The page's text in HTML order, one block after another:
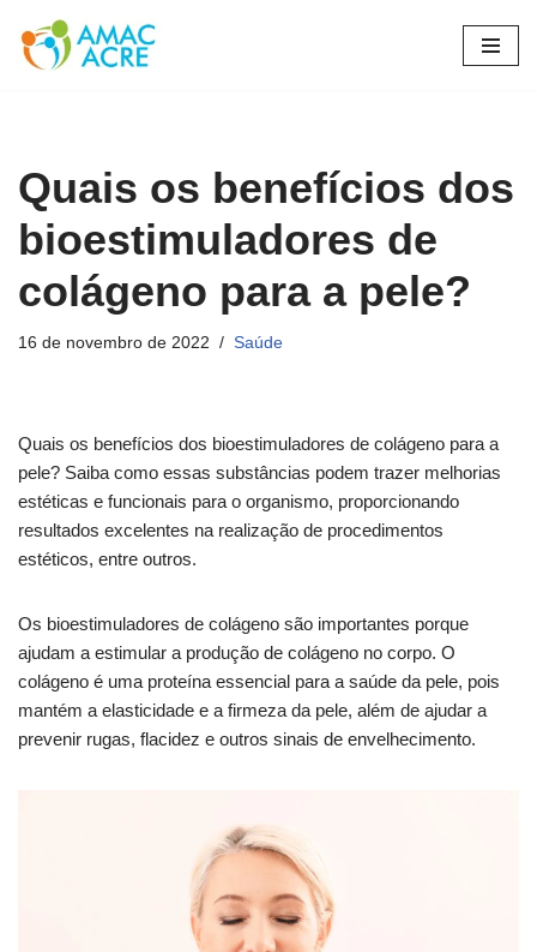
Pular
Quais os benefícios dos
bioestimuladores de
colágeno para a pele?
16 de novembro de 2022 Saúde
Quais os benefícios dos bioestimuladores de colágeno para a
pele? Saiba como essas substâncias podem trazer melhorias
estéticas e funcionais para o organismo, proporcionando
resultados excelentes na realização de procedimentos
estéticos, entre outros.
Os bioestimuladores de colágeno são importantes porque
ajudam a estimular a produção de colágeno no corpo. O
colágeno é uma proteína essencial para a saúde da pele, pois
mantém a elasticidade e a firmeza da pele, além de ajudar a
prevenir rugas, flacidez e outros sinais de envelhecimento.